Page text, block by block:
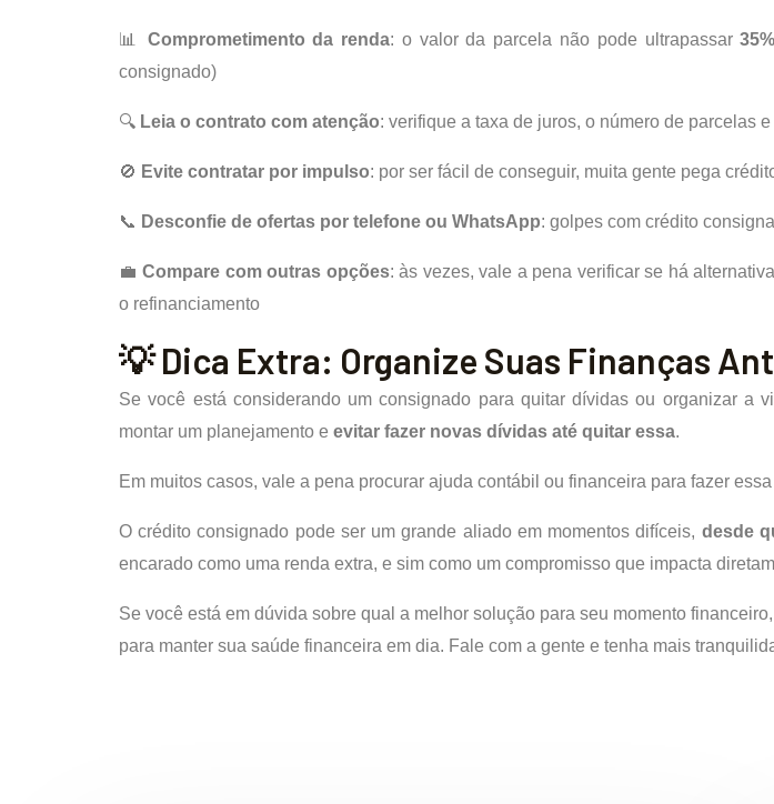
📊 Comprometimento da renda: o valor da parcela não pode ultrapassar
consignado)
🔍 Leia o contrato com atenção: verifique a taxa de juros, o número de parcelas
🚫 Evite contratar por impulso: por ser fácil de conseguir, muita gente pega
📞 Desconfie de ofertas por telefone ou WhatsApp: golpes com crédito
💼Compare com outras opções: às vezes, vale a pena verificar se há
o refinanciamento
💡 Dica Extra: Organize Suas Finanças
Se você está considerando um consignado para quitar dívidas ou organizar a
montar um planejamento e evitar fazer novas dívidas até quitar essa.
Em muitos casos, vale a pena procurar ajuda contábil ou financeira para fazer
O crédito consignado pode ser um grande aliado em momentos difíceis, desde
encarado como uma renda extra, e sim como um compromisso que impacta
Se você está em dúvida sobre qual a melhor solução para seu momento
para manter sua saúde financeira em dia. Fale com a gente e tenha mais